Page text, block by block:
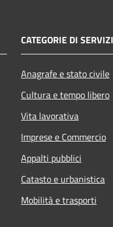
CATEGORIE DI
Anagrafe e stato civile
Cultura e tempo libero
Vita lavorativa
Imprese e Commercio
Appalti pubblici
Catasto e urbanistica
Mobilità e trasporti